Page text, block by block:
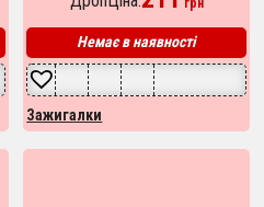
подарунок запальничка
хлопцю.
грн
Немає в наявності
Зажигалки